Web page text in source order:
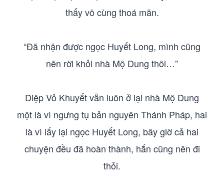
thấy vô cùng thoá mãn.
“Đã nhận được ngọc Huyết Long, mình cũng
nẽn rời khỏi nhà Mộ Dung thôi…”
Diệp Vỏ Khuyết vẫn luôn ở lại nhà Mộ Dung
một là vì ngưng tụ bản nguyên Thánh Pháp, hai
là vì lấy lại ngọc Huyết Long, bây giờ cả hai
chuyện đều đã hoàn thành, hắn cũng nẽn đi
thỏi.